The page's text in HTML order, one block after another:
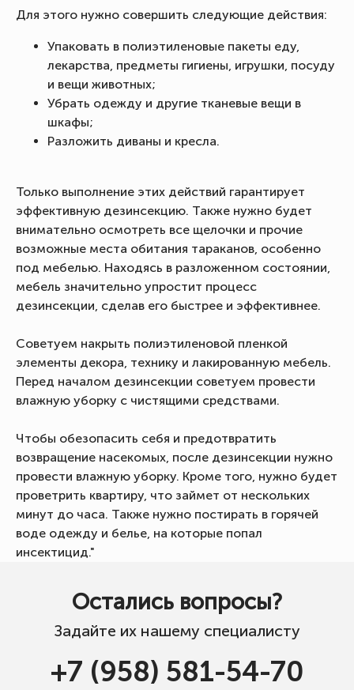
Для этого нужно совершить следующие действия:
Упаковать в полиэтиленовые пакеты еду,
лекарства, предметы гигиены, игрушки, посуду
и вещи животных;
Убрать одежду и другие тканевые вещи в
шкафы;
Разложить диваны и кресла.
Только выполнение этих действий гарантирует
эффективную дезинсекцию. Также нужно будет
внимательно осмотреть все щелочки и прочие
возможные места обитания тараканов, особенно
под мебелью. Находясь в разложенном состоянии,
мебель значительно упростит процесс
дезинсекции, сделав его быстрее и эффективнее.
Советуем накрыть полиэтиленовой пленкой
элементы декора, технику и лакированную мебель.
Перед началом дезинсекции советуем провести
влажную уборку с чистящими средствами.
Чтобы обезопасить себя и предотвратить
возвращение насекомых, после дезинсекции нужно
провести влажную уборку. Кроме того, нужно будет
проветрить квартиру, что займет от нескольких
минут до часа. Также нужно постирать в горячей
воде одежду и белье, на которые попал
инсектицид."
Остались вопросы?
Задайте их нашему специалисту
+7 (958) 581-54-70